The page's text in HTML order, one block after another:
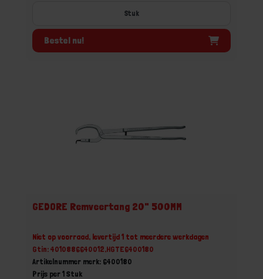
Stuk
Bestel nu!
GEDORE Remveertang 20" 500MM
Niet op voorraad, levertijd 1 tot meerdere werkdagen
Gtin: 4010886640012,HGTE6400180
Artikelnummer merk: 6400180
Prijs per 1 Stuk